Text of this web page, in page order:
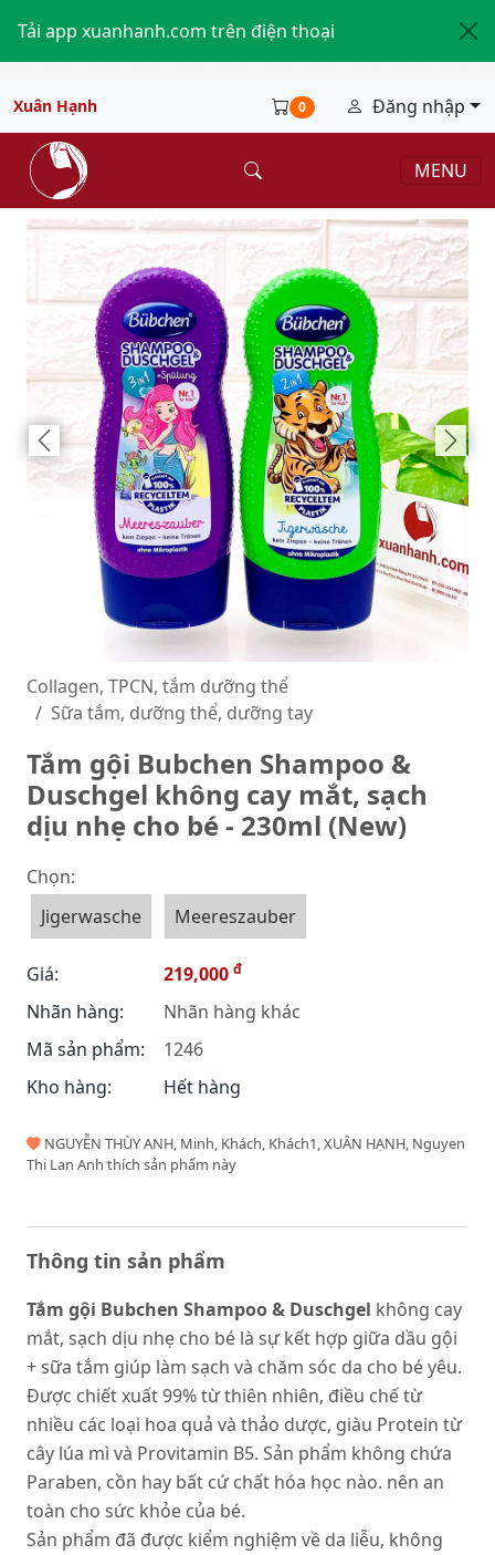
Tải app xuanhanh.com trên điện thoại
Xuân Hạnh 0 Đăng nhập
MENU
Collagen, TPCN, tắm dưỡng thể
Sữa tắm, dưỡng thể, dưỡng tay
Tắm gội Bubchen Shampoo &
Duschgel không cay mắt, sạch
dịu nhẹ cho bé - 230ml (New)
Chọn:
Jigerwasche
Meereszauber
Giá: 219,000 đ
Nhãn hàng:
Nhãn hàng khác
Mã sản phẩm:
1246
Kho hàng:
Hết hàng
NGUYỄN THÙY ANH, Minh, Khách, Khách1, XUÂN HẠNH, Nguyen
Thi Lan Anh thích sản phẩm này
Thông tin sản phẩm
Tắm gội Bubchen Shampoo & Duschgel không cay
mắt, sạch dịu nhẹ cho bé là sự kết hợp giữa dầu gội
+ sữa tắm giúp làm sạch và chăm sóc da cho bé yêu.
Được chiết xuất 99% từ thiên nhiên, điều chế từ
nhiều các loại hoa quả và thảo dược, giàu Protein từ
cây lúa mì và Provitamin B5. Sản phẩm không chứa
Paraben, cồn hay bất cứ chất hóa học nào. nên an
toàn cho sức khỏe của bé.
Sản phẩm đã được kiểm nghiệm về da liễu, không